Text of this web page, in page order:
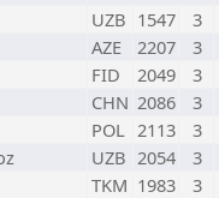
UZB 1547 3
AZE 2207 3
FID 2049 3
CHN 2086 3
POL 2113 3
UZB 2054 3
TKM 1983 3